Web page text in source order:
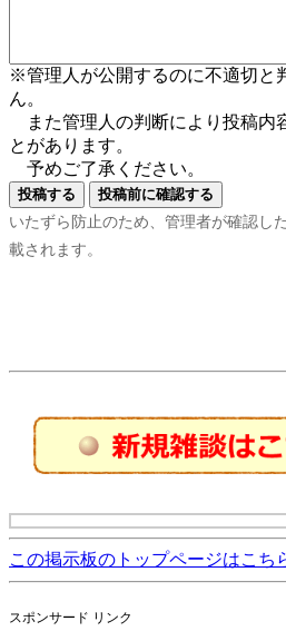
※管理人が公開するのに不適切と
ん。
また管理人の判断により投稿内
とがあります。
予めご了承ください。
いたずら防止のため、管理者が確認し
載されます。
この掲示板のトップページはこち
スポンサード リンク